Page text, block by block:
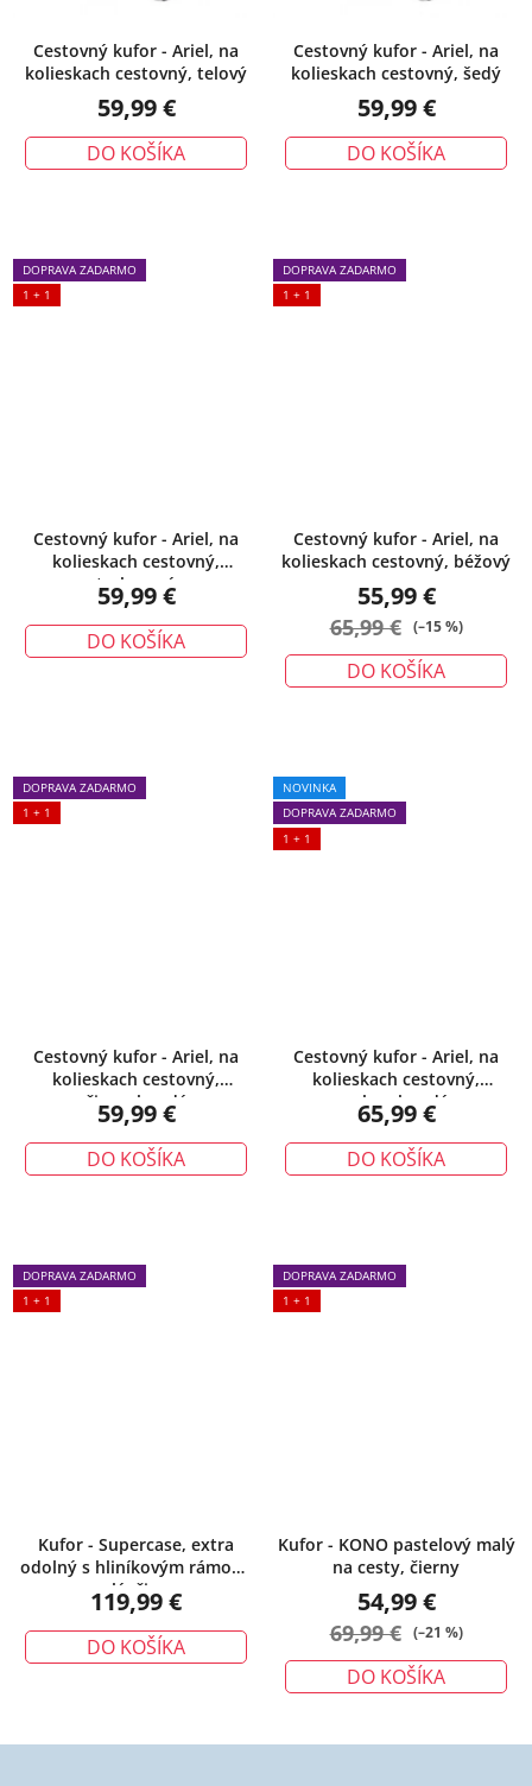
Cestovný kufor - Ariel, na
kolieskach cestovný, telový
59,99 €
DO KOŠÍKA
Cestovný kufor - Ariel, na
kolieskach cestovný, šedý
59,99 €
DO KOŠÍKA
DOPRAVA ZADARMO
1 + 1
Cestovný kufor - Ariel, na
kolieskach cestovný,
tyrkysový
59,99 €
DO KOŠÍKA
Priemerné
hodnotenie
DOPRAVA ZADARMO
1 + 1
Cestovný kufor - Ariel, na
kolieskach cestovný, béžový
55,99 €
65,99 € (–15 %)
DO KOŠÍKA
DOPRAVA ZADARMO
1 + 1
Cestovný kufor - Ariel, na
kolieskach cestovný,
čiernohnedý
59,99 €
DO KOŠÍKA
NOVINKA
DOPRAVA ZADARMO
1 + 1
Cestovný kufor - Ariel, na
kolieskach cestovný,
zelenohnedý
65,99 €
DO KOŠÍKA
DOPRAVA ZADARMO
1 + 1
Kufor - Supercase, extra
odolný s hliníkovým rámom,
malý, čierny
119,99 €
DO KOŠÍKA
DOPRAVA ZADARMO
1 + 1
Kufor - KONO pastelový malý
na cesty, čierny
54,99 €
69,99 € (–21 %)
DO KOŠÍKA